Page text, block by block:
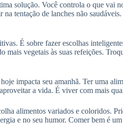
solução. Você controla o que vai
tentação de lanches não
É sobre fazer escolhas
mais vegetais às suas refeições.
impacta seu amanhã. Ter uma
a vida. É viver com mais
alimentos variados e coloridos.
e no seu humor. Comer bem é